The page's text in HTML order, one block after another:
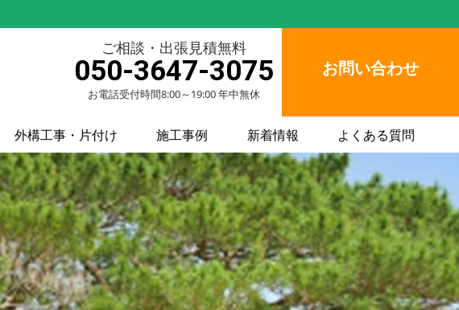
ご相談・出張見積無料
050-3647-3075
お電話受付時間8:00～19:00 年中無休
お問い合わせ
外構工事・片付け 施工事例 新着情報 よくある質問